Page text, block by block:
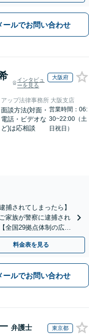
ールでお問い合わせ
インタビュ
ーを見る
大阪府
ップ法律事務所 大阪支店
面談方法(対面・
電話・ビデオな
ど)は応相談
営業時間：06:
30~22:00（土
日祝日）
捕されてしまったら】
家族が警察に逮捕され
全国29拠点体制の広域
約制)】
料金表を見る
ールでお問い合わせ
弁護士 東京都